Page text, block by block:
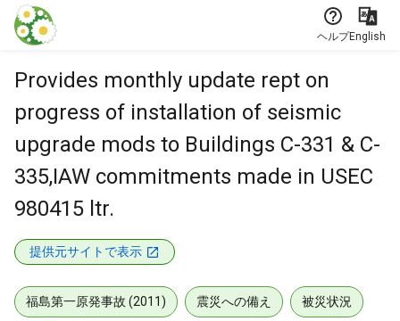
本文に飛ぶ
ヘルプEnglish
Provides monthly update rept on
progress of installation of seismic
upgrade mods to Buildings C-331 & C-
335,IAW commitments made in USEC
980415 ltr.
提供元サイトで表示
福島第一原発事故 (2011) 震災への備え 被災状況